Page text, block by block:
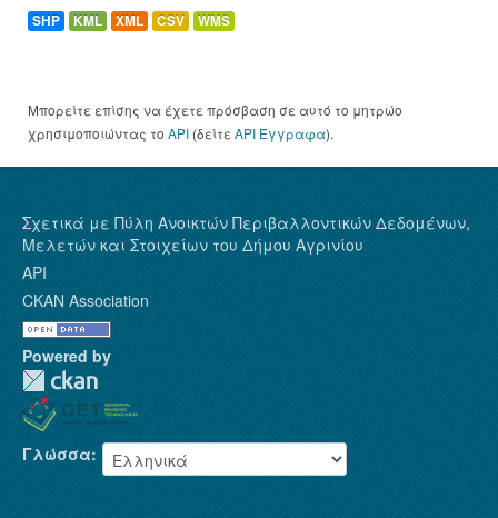
SHP KML XML CSV WMS
Μπορείτε επίσης να έχετε πρόσβαση σε αυτό το μητρώο
χρησιμοποιώντας το API (δείτε API Έγγραφα).
Σχετικά με Πύλη Ανοικτών Περιβαλλοντικών Δεδομένων,
Μελετών και Στοιχείων του Δήμου Αγρινίου
API
CKAN Association
Powered by
Γλώσσα